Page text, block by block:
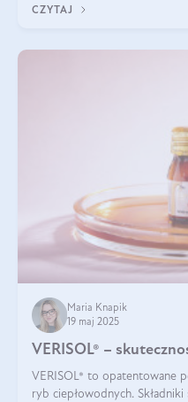
CZYTAJ
Maria Knapik
19 maj 2025
VERISOL® –
VERISOL® to opatentowane
ryb ciepłowodnych. Składniki stymulują fibroblasty do